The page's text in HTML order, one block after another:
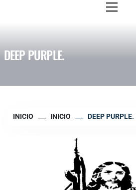
principal
DEEP PURPLE.
INICIO INICIO DEEP PURPLE.